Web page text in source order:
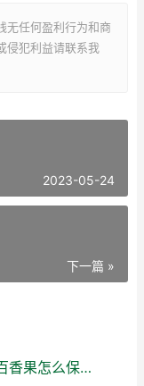
无任何盈利行为和商
侵犯利益请联系我
2023-05-24
下一篇 »
百香果怎么保存时间长不烂，新鲜百香果怎么保存时间长